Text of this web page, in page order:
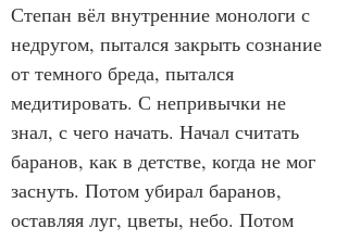
Степан вёл внутренние монологи с
недругом, пытался закрыть сознание
от темного бреда, пытался
медитировать. С непривычки не
знал, с чего начать. Начал считать
баранов, как в детстве, когда не мог
заснуть. Потом убирал баранов,
оставляя луг, цветы, небо. Потом